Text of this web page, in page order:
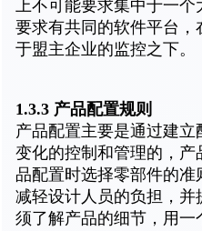
上不可能要求集中于一
要求有共同的软件平台
于盟主企业的监控之下。
1.3.3 产品配置规则
产品配置主要是通过建
变化的控制和管理的，
品配置时选择零部件的
减轻设计人员的负担，
须了解产品的细节，用一